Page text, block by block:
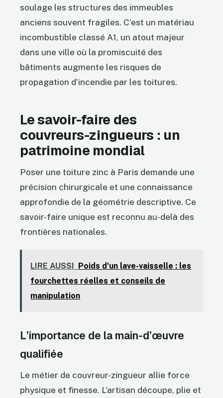
soulage les structures des immeubles
anciens souvent fragiles. C’est un matériau
incombustible classé A1, un atout majeur
dans une ville où la promiscuité des
bâtiments augmente les risques de
propagation d’incendie par les toitures.
Le savoir-faire des
couvreurs-zingueurs : un
patrimoine mondial
Poser une toiture zinc à Paris demande une
précision chirurgicale et une connaissance
approfondie de la géométrie descriptive. Ce
savoir-faire unique est reconnu au-delà des
frontières nationales.
LIRE AUSSI
Poids d'un lave-vaisselle : les
fourchettes réelles et conseils de
manipulation
L’importance de la main-d’œuvre
qualifiée
Le métier de couvreur-zingueur allie force
physique et finesse. L’artisan découpe, plie et